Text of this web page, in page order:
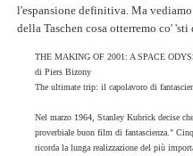
l'espansione definitiva. Ma
della Taschen cosa otterremo co' 'sti
THE MAKING OF 2001: A SPACE
di Piers Bizony
The ultimate trip: il capolavoro di
Nel marzo 1964, Stanley Kubrick decise
proverbiale buon film di fantascienza."
ricorda la lunga realizzazione del più